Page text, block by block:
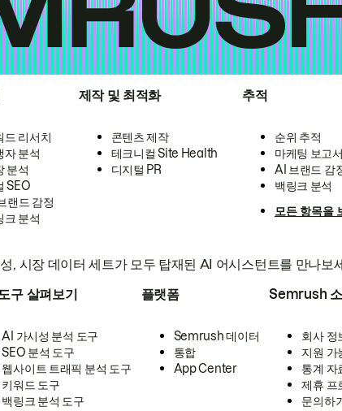
드 리서치
자 분석
분석
SEO
랜드 감정
크 분석
제작 및 최적화
콘텐츠 제작
테크니컬 Site Health
디지털 PR
추적
순위 추적
마케팅 보고
AI 브랜드 감
백링크 분석
모든 항목을
, 시장 데이터 세트가 모두 탑재된 AI 어시스턴트를 만나보
구 살펴보기
AI 가시성 분석 도구
SEO 분석 도구
웹사이트 트래픽 분석 도구
키워드 도구
백링크 분석 도구
플랫폼
Semrush 데이터
통합
App Center
Semrush
회사 정
지원 가
통계 자
제휴 프
문의하